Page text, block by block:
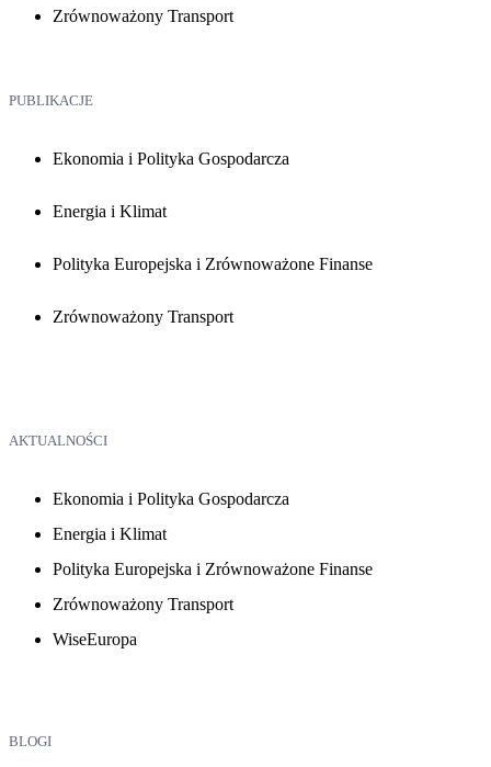
Zrównoważony Transport
PUBLIKACJE
Ekonomia i Polityka Gospodarcza
Energia i Klimat
Polityka Europejska i Zrównoważone Finanse
Zrównoważony Transport
AKTUALNOŚCI
Ekonomia i Polityka Gospodarcza
Energia i Klimat
Polityka Europejska i Zrównoważone Finanse
Zrównoważony Transport
WiseEuropa
BLOGI